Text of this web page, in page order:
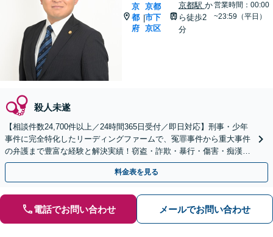
京
都
府
|
京都
市下
京区
京都駅 か
ら徒歩2
分
営業時間：00:00
~23:59（平日）
殺人未遂
【相談件数24,700件以上／24時間365日受付／即日対応】刑事・少年
事件に完全特化したリーディングファームで、冤罪事件から重大事件
の弁護まで豊富な経験と解決実績！窃盗・詐欺・暴行・傷害・痴漢・
盗撮・薬物犯罪など幅広い分野に対応可能です！
料金表を見る
電話でお問い合わせ メールでお問い合わせ